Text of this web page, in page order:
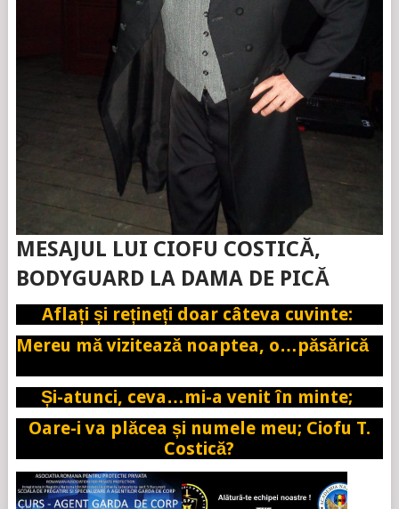
MESAJUL LUI CIOFU COSTICĂ,
BODYGUARD LA DAMA DE PICĂ
Aflați și rețineți doar câteva cuvinte:
Mereu mă vizitează noaptea, o…păsărică
Și-atunci, ceva…mi-a venit în minte;
Oare-i va plăcea și numele meu; Ciofu T.
Costică?